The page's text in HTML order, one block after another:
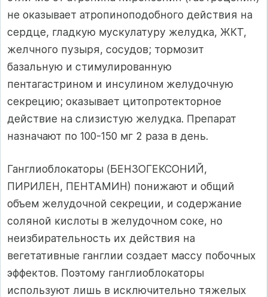
не оказывает атропиноподобного действия на
сердце, гладкую мускулатуру желудка, ЖКТ,
желчного пузыря, сосудов; тормозит
базальную и стимулированную
пентагастрином и инсулином желудочную
секрецию; оказывает цитопротекторное
действие на слизистую желудка. Препарат
назначают по 100-150 мг 2 раза в день.
Ганглиоблокаторы (БЕНЗОГЕКСОНИЙ,
ПИРИЛЕН, ПЕНТАМИН) понижают и общий
объем желудочной секреции, и содержание
соляной кислоты в желудочном соке, но
неизбирательность их действия на
вегетативные ганглии создает массу побочных
эффектов. Поэтому ганглиоблокаторы
используют лишь в исключительно тяжелых